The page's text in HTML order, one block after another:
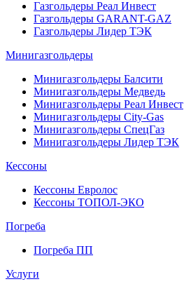
Газгольдеры Реал Инвест
Газгольдеры GARANT-GAZ
Газгольдеры Лидер ТЭК
Минигазгольдеры
Минигазгольдеры Балсити
Минигазгольдеры Медведь
Минигазгольдеры Реал Инвест
Минигазгольдеры City-Gas
Минигазгольдеры СпецГаз
Минигазгольдеры Лидер ТЭК
Кессоны
Кессоны Евролос
Кессоны ТОПОЛ-ЭКО
Погребa
Погреба ПП
Услуги